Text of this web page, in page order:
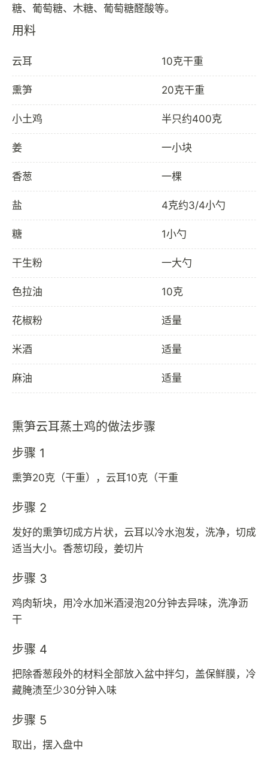
用料
云耳 10克干重
熏笋 20克干重
小土鸡 半只约400克
姜 一小块
香葱 一棵
盐 4克约3/4小勺
糖 1小勺
干生粉 一大勺
色拉油 10克
花椒粉 适量
米酒 适量
麻油 适量
熏笋云耳蒸土鸡的做法步骤
步骤 1
熏笋20克（干重），云耳10克（干重
步骤 2
发好的熏笋切成方片状，云耳以冷水泡发，洗净，切成
适当大小。香葱切段，姜切片
步骤 3
鸡肉斩块，用冷水加米酒浸泡20分钟去异味，洗净沥
干
步骤 4
把除香葱段外的材料全部放入盆中拌匀，盖保鲜膜，冷
藏腌渍至少30分钟入味
步骤 5
取出，摆入盘中